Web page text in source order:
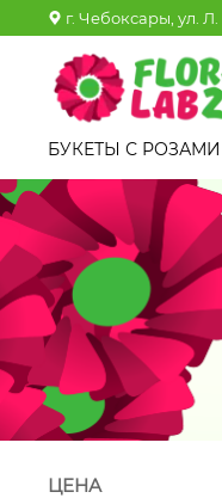
г. Чебоксары, ул.
БУКЕТЫ С РОЗАМИ
ЦЕНА